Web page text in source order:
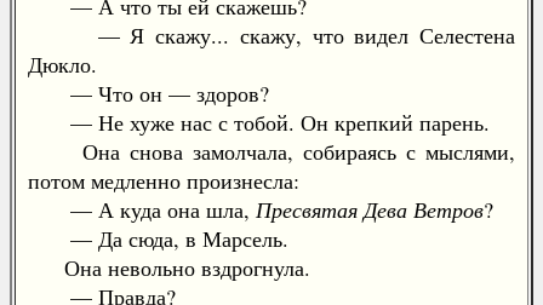
— А что ты ей скажешь?
— Я скажу... скажу, что видел Селестена
Дюкло.
— Что он — здоров?
— Не хуже нас с тобой. Он крепкий парень.
Она снова замолчала, собираясь с мыслями,
потом медленно произнесла:
— А куда она шла, Пресвятая Дева Ветров?
— Да сюда, в Марсель.
Она невольно вздрогнула.
— Правда?